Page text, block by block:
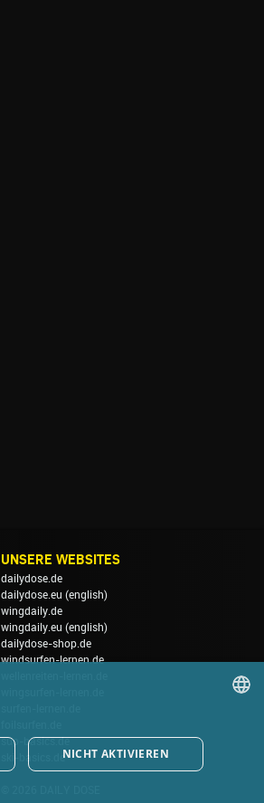
UNSERE WEBSITES
dailydose.de
dailydose.eu (english)
wingdaily.de
wingdaily.eu (english)
dailydose-shop.de
windsurfen-lernen.de
sup-basics.de
ski-basics.de
ENGLISH
NICHT AKTIVIEREN